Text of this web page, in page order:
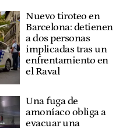
Nuevo tiroteo en
Barcelona: detienen
a dos personas
implicadas tras un
enfrentamiento en
el Raval
Una fuga de
amoníaco obliga a
evacuar una